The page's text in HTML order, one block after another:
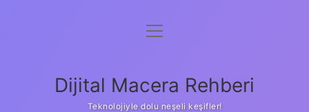
Anasayfa
Yasal Uyarı
menüyü
Dijital Macera Rehberi
Teknolojiyle dolu neşeli keşifler!